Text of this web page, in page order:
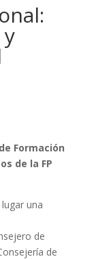
Formación
de la FP
una
de
de